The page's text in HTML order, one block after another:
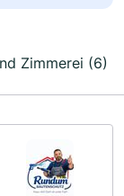
Zimmerei (6)